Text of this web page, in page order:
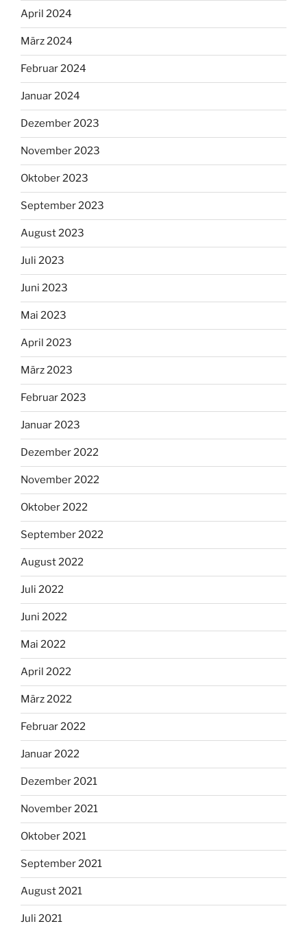
April 2024
März 2024
Februar 2024
Januar 2024
Dezember 2023
November 2023
Oktober 2023
September 2023
August 2023
Juli 2023
Juni 2023
Mai 2023
April 2023
März 2023
Februar 2023
Januar 2023
Dezember 2022
November 2022
Oktober 2022
September 2022
August 2022
Juli 2022
Juni 2022
Mai 2022
April 2022
März 2022
Februar 2022
Januar 2022
Dezember 2021
November 2021
Oktober 2021
September 2021
August 2021
Juli 2021